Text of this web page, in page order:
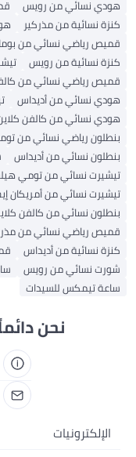
نسائي من رويس
قميص
نسائية من مذركير
هودي
رياضي نسائي من بوما
نسائية من رويس
رياضي نسائي من كالفن
نسائي من أديداس
نسائي من كالفن كلاين
رياضي نسائي من تومي
نسائي من أديداس
نسائي من تومي
نسائي من أمريكان إيجل
نسائي من كالفن كلاين
رياضي نسائي من مذركير
نسائية من أديداس
قميص
نسائي من رويس
ساعة
تيمكس للسيدات
نحن
الإلكترونيات